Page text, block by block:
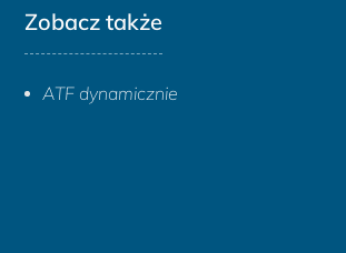
Zobacz także
ATF dynamicznie